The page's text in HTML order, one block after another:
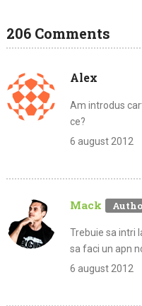
206 Comments
Alex
Am introdus
ce?
6 august 2012
Mack
Trebuie sa intri
sa faci un apn
6 august 2012